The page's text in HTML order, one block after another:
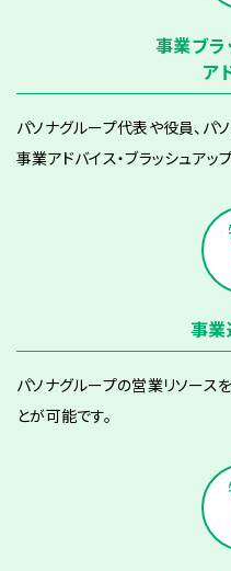
事業ブラ
ア
パソナグループ代表や役員、パ
事業アドバイス・ブラッシュアッ
事
パソナグループの営業リソー
とが可能です。